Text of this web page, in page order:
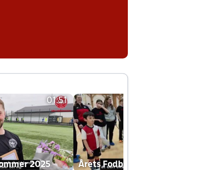
01:51
2025 Årets Fodboldklub 2025 mp4